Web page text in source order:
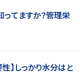
ってますか？管理栄
】しっかり水分はと